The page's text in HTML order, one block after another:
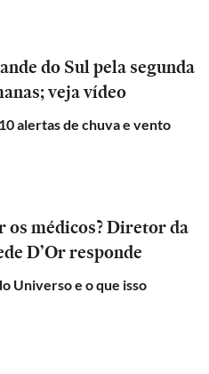
do Sul pela segunda
veja vídeo
alertas de chuva e vento
os médicos? Diretor da
D’Or responde
Universo e o que isso